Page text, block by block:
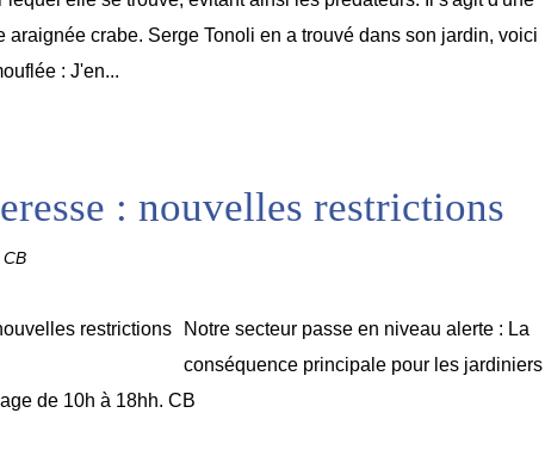
araignée crabe. Serge Tonoli en a trouvé dans son jardin, voici
: J'en...
: nouvelles restrictions
Notre secteur passe en niveau alerte : La
conséquence principale pour les jardiniers
de 10h à 18hh. CB